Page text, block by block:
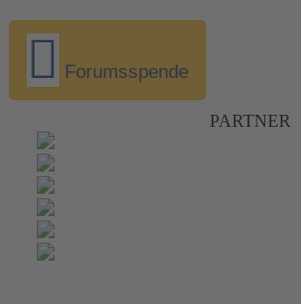
Forumsspende
PARTNER